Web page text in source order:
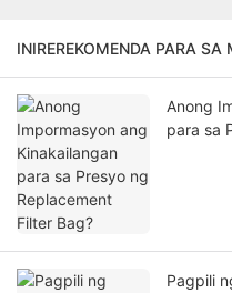
INIREREKOMENDA PARA SA
Anong
para sa
Pagpili